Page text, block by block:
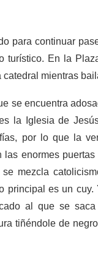
para continuar
En la
mientras
se encuentra
la Iglesia de
por lo que la
enormes
mezcla
es un cuy.
al que se
tiñéndole de